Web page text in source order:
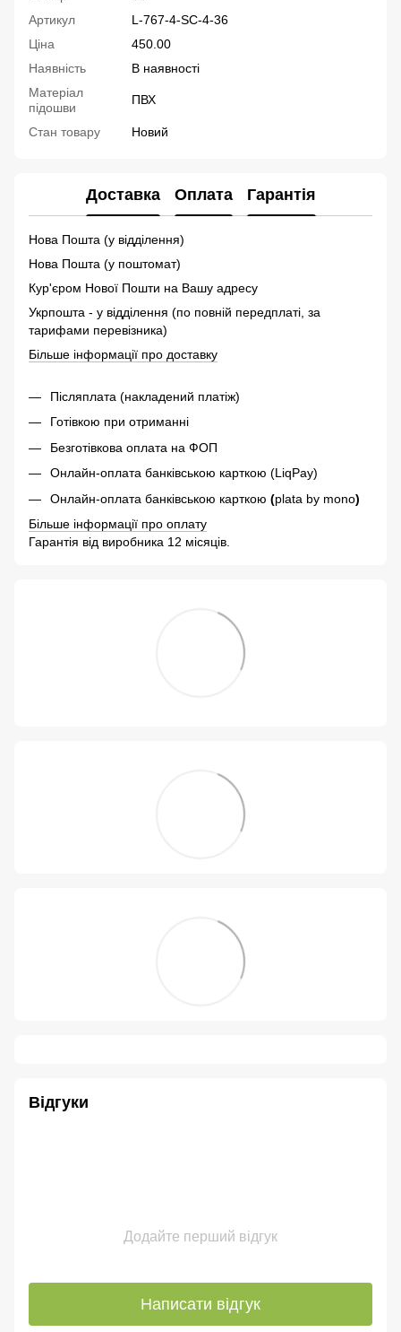
Артикул
L-767-4-SC-4-36
Ціна
450.00
Наявність
В наявності
Матеріал
підошви
ПВХ
Стан товару Новий
Доставка Оплата Гарантія
Нова Пошта (у відділення)
Нова Пошта (у поштомат)
Кур'єром Нової Пошти на Вашу адресу
Укрпошта - у відділення (по повній передплаті, за
тарифами перевізника)
Більше інформації про доставку
Післяплата (накладений платіж)
Готівкою при отриманні
Безготівкова оплата на ФОП
Онлайн-оплата банківською карткою (LiqPay)
Онлайн-оплата банківською карткою (plata by mono)
Більше інформації про оплату
Гарантія від виробника 12 місяців.
Відгуки
Додайте перший відгук
Написати відгук